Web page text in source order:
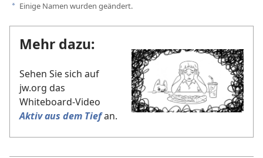
a Einige Namen wurden geändert.
Mehr dazu:
Sehen Sie sich auf
jw.org das
Whiteboard-Video
Aktiv aus dem Tiefan.